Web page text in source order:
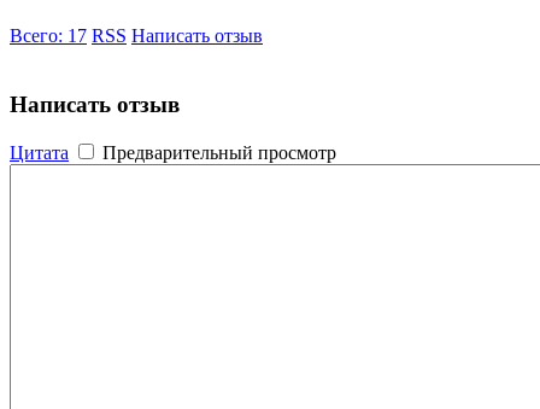
Всего: 17 RSS Написать отзыв
Написать отзыв
Цитата Предварительный просмотр